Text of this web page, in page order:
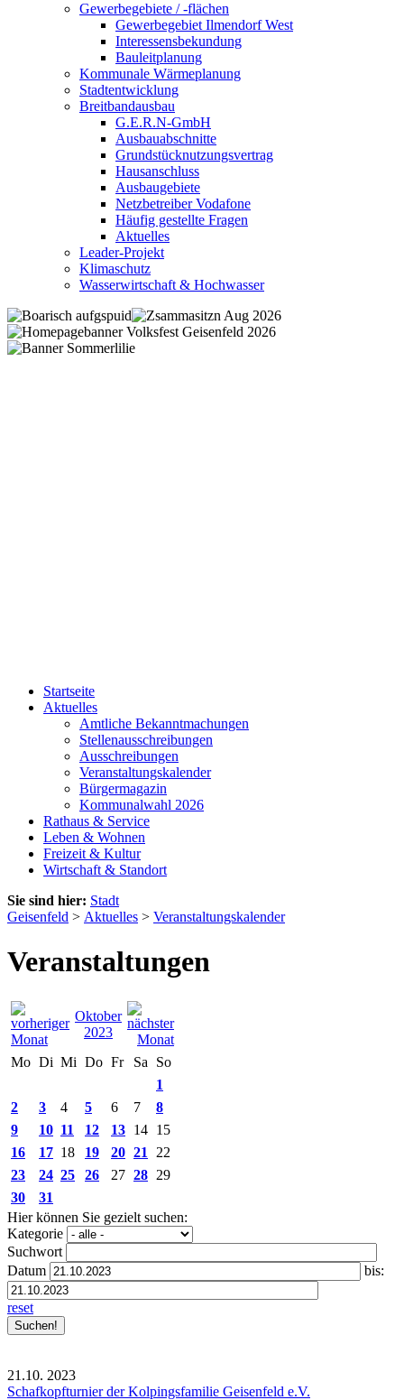
Gewerbegebiete / -flächen
Gewerbegebiet Ilmendorf West
Interessensbekundung
Bauleitplanung
Kommunale Wärmeplanung
Stadtentwicklung
Breitbandausbau
G.E.R.N-GmbH
Ausbauabschnitte
Grundstücknutzungsvertrag
Hausanschluss
Ausbaugebiete
Netzbetreiber Vodafone
Häufig gestellte Fragen
Aktuelles
Leader-Projekt
Klimaschutz
Wasserwirtschaft & Hochwasser
Startseite
Aktuelles
Amtliche Bekanntmachungen
Stellenausschreibungen
Ausschreibungen
Veranstaltungskalender
Bürgermagazin
Kommunalwahl 2026
Rathaus & Service
Leben & Wohnen
Freizeit & Kultur
Wirtschaft & Standort
Sie sind hier: Stadt
Geisenfeld > Aktuelles > Veranstaltungskalender
Veranstaltungen
Oktober
2023
Mo Di Mi Do Fr Sa
So
1
2
3 4 5 6 7
8
9
10 11 12 13 14 15
16
17 18 19 20 21
22
23
24 25 26 27 28 29
30
31
Hier können Sie gezielt suchen:
Kategorie
Suchwort
Datum
bis:
reset
21.10. 2023
Schafkopfturnier der Kolpingsfamilie Geisenfeld e.V.